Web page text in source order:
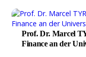
Prof. Dr. Marcel
Finance an der